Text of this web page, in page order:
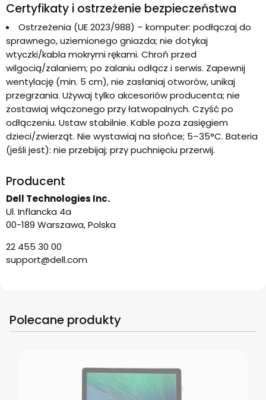
Certyfikaty i ostrzeżenie bezpieczeństwa
Ostrzeżenia (UE 2023/988) – komputer: podłączaj do
sprawnego, uziemionego gniazda; nie dotykaj
wtyczki/kabla mokrymi rękami. Chroń przed
wilgocią/zalaniem; po zalaniu odłącz i serwis. Zapewnij
wentylację (min. 5 cm), nie zasłaniaj otworów, unikaj
przegrzania. Używaj tylko akcesoriów producenta; nie
zostawiaj włączonego przy łatwopalnych. Czyść po
odłączeniu. Ustaw stabilnie. Kable poza zasięgiem
dzieci/zwierząt. Nie wystawiaj na słońce; 5–35°C. Bateria
(jeśli jest): nie przebijaj; przy puchnięciu przerwij.
Producent
Dell Technologies Inc.
Ul. Inflancka 4a
00-189 Warszawa, Polska
22 455 30 00
support@dell.com
Polecane produkty